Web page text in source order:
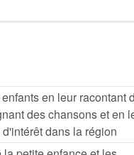
en leur racontant
des chansons et en
dans la région